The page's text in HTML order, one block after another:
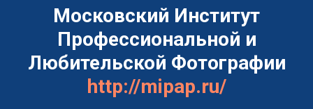
Московский Институт
Профессиональной и
Любительской Фотографии
http://mipap.ru/